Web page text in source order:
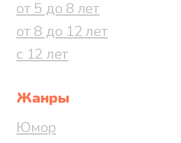
от 5 до 8 лет
от 8 до 12 лет
с 12 лет
Жанры
Юмор